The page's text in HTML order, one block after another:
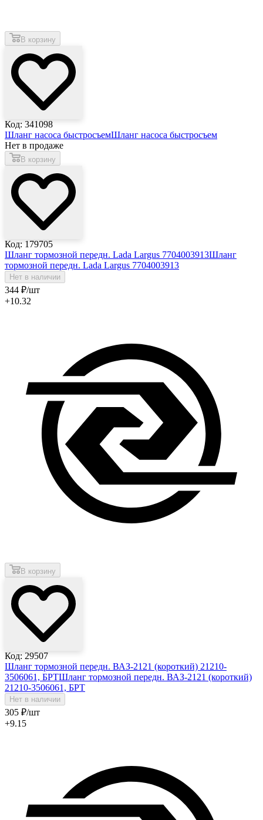
В корзину
Код: 341098
Шланг насоса быстросъемШланг насоса быстросъем
Нет в продаже
В корзину
Код: 179705
Шланг тормозной передн. Lada Largus 7704003913Шланг
тормозной передн. Lada Largus 7704003913
Нет в наличии
344 ₽/шт
+10.32
В корзину
Код: 29507
Шланг тормозной передн. ВАЗ-2121 (короткий) 21210-
3506061, БРТШланг тормозной передн. ВАЗ-2121 (короткий)
21210-3506061, БРТ
Нет в наличии
305 ₽/шт
+9.15